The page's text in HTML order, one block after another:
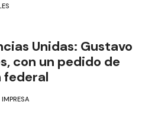
Unidas: Gustavo
con un pedido de
federal